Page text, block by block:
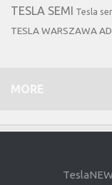
TESLA SEMI Tesla
TESLA WARSZAWA
MORE